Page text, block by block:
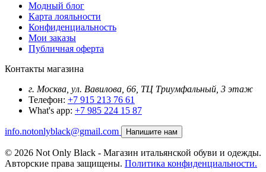
Модный блог
Карта лояльности
Конфиденциальность
Мои заказы
Публичная оферта
Контакты магазина
г. Москва, ул. Вавилова, 66, ТЦ Триумфальный, 3 этаж
Телефон: +7 915 213 76 61
What's app: +7 985 224 15 87
info.notonlyblack@gmail.com Напишите нам
© 2026 Not Only Black - Магазин итальянской обуви и одежды.
Авторские права защищены. Политика конфиденциальности.